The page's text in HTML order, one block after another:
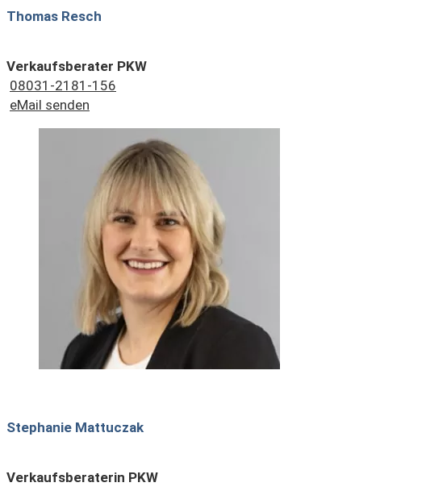
Thomas Resch
Verkaufsberater PKW
08031-2181-156
eMail senden
Stephanie Mattuczak
Verkaufsberaterin PKW